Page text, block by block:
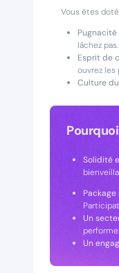
Vous êtes
lâchez pas.
Esprit de
ouvrez les
Culture
Solidité
Un
Un